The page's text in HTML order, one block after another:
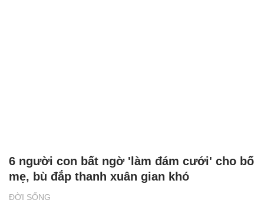
ĐỜI SỐNG
6 người con bất ngờ 'làm đám cưới' cho bố
mẹ, bù đắp thanh xuân gian khó